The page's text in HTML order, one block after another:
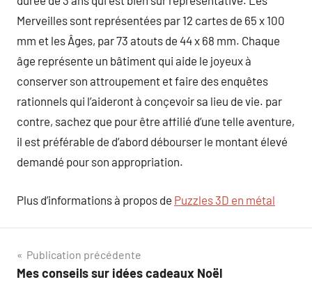
Merveilles sont représentées par 12 cartes de 65 x 100
mm et les Âges, par 73 atouts de 44 x 68 mm. Chaque
âge représente un bâtiment qui aide le joyeux à
conserver son attroupement et faire des enquêtes
rationnels qui l’aideront à conçevoir sa lieu de vie. par
contre, sachez que pour être affilié d’une telle aventure,
il est préférable de d’abord débourser le montant élevé
demandé pour son appropriation.
Plus d’informations à propos de Puzzles 3D en métal
Navigation
de
Publication précédente
Mes conseils sur idées cadeaux Noël